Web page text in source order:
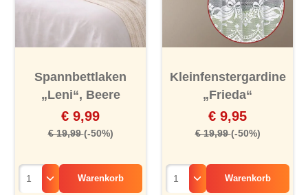
Spannbettlaken
„Leni“, Beere
€ 9,99
€ 19,99(-50%)
Warenkorb
Kleinfenstergardine
„Frieda“
€ 9,95
€ 19,99(-50%)
Warenkorb